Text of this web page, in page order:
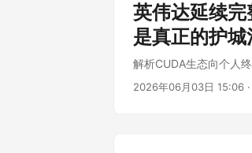
英伟达延续
是真正的护城
解析CUDA生态向个人
2026年06月03日 15:06 ·